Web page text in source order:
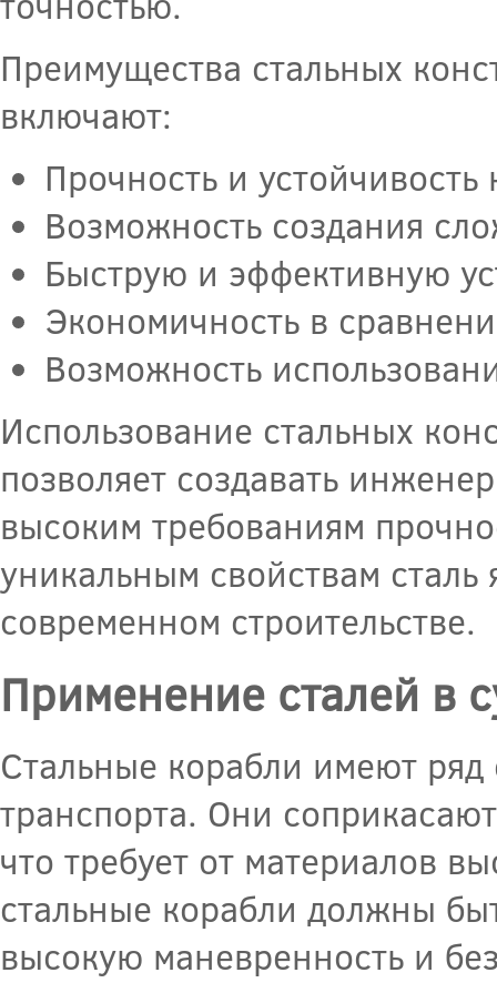
Преимущества стальных
включают:
Прочность и
Возможность создания
Быструю и эффективную
Экономичность в
Возможность
Использование стальных
позволяет создавать
высоким требованиям
уникальным свойствам
современном строительстве.
Применение сталей в
Стальные корабли имеют
транспорта. Они
что требует от материалов
стальные корабли должны
высокую маневренность и